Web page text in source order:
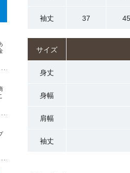
袖丈 37 45
サイズ
身丈
身幅
肩幅
袖丈